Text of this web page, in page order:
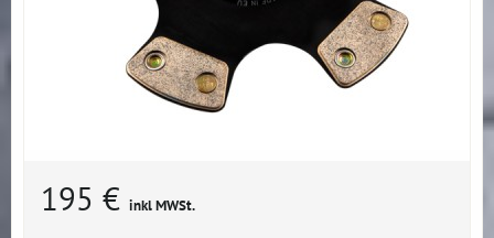
195 € inkl MWSt.